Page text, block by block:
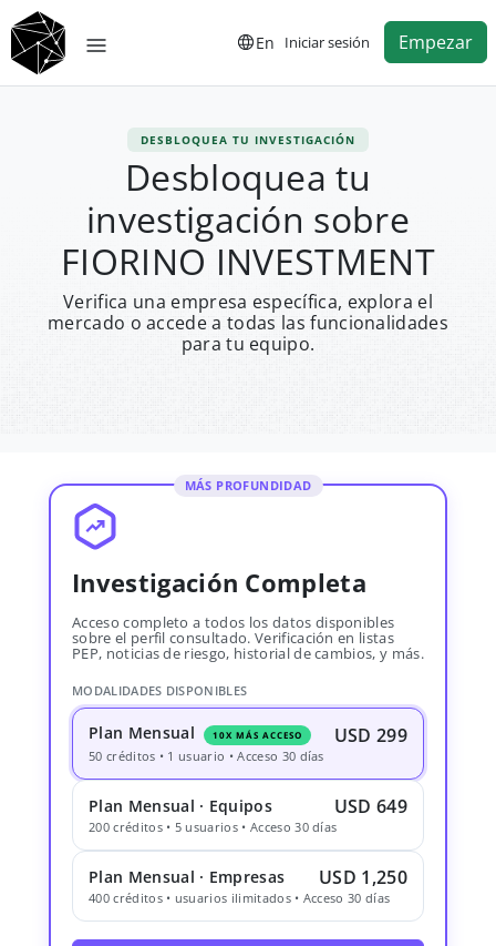
En Iniciar sesión Empezar
DESBLOQUEA TU INVESTIGACIÓN
Desbloquea tu
investigación sobre
FIORINO INVESTMENT
Verifica una empresa específica, explora el
mercado o accede a todas las funcionalidades
para tu equipo.
MÁS PROFUNDIDAD
Investigación Completa
Acceso completo a todos los datos disponibles
sobre el perfil consultado. Verificación en listas
PEP, noticias de riesgo, historial de cambios, y más.
MODALIDADES DISPONIBLES
Plan Mensual 10X MÁS ACCESO USD 299
50 créditos • 1 usuario • Acceso 30 días
Plan Mensual · Equipos USD 649
200 créditos • 5 usuarios • Acceso 30 días
Plan Mensual · Empresas USD 1,250
400 créditos • usuarios ilimitados • Acceso 30 días